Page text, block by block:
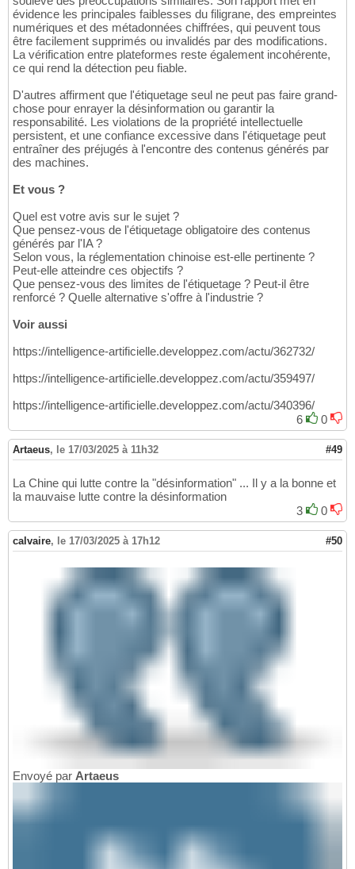
évidence les principales faiblesses du filigrane, des empreintes
numériques et des métadonnées chiffrées, qui peuvent tous
être facilement supprimés ou invalidés par des modifications.
La vérification entre plateformes reste également incohérente,
ce qui rend la détection peu fiable.
D'autres affirment que l'étiquetage seul ne peut pas faire grand-
chose pour enrayer la désinformation ou garantir la
responsabilité. Les violations de la propriété intellectuelle
persistent, et une confiance excessive dans l'étiquetage peut
entraîner des préjugés à l'encontre des contenus générés par
des machines.
Et vous ?
Quel est votre avis sur le sujet ?
Que pensez-vous de l'étiquetage obligatoire des contenus
générés par l'IA ?
Selon vous, la réglementation chinoise est-elle pertinente ?
Peut-elle atteindre ces objectifs ?
Que pensez-vous des limites de l'étiquetage ? Peut-il être
renforcé ? Quelle alternative s'offre à l'industrie ?
Voir aussi
https://intelligence-artificielle.developpez.com/actu/362732/
https://intelligence-artificielle.developpez.com/actu/359497/
https://intelligence-artificielle.developpez.com/actu/340396/
6
0
Artaeus, le 17/03/2025 à 11h32 #49
La Chine qui lutte contre la "désinformation" ... Il y a la bonne et
la mauvaise lutte contre la désinformation
3
0
calvaire, le 17/03/2025 à 17h12 #50
Envoyé par Artaeus